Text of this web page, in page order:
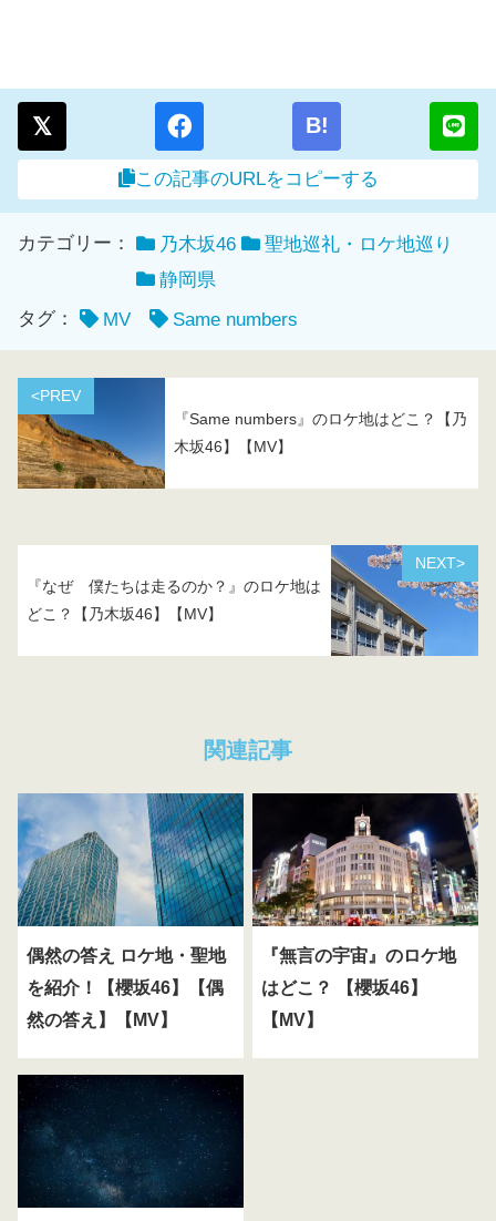
B!
この記事のURLをコピーする
カテゴリー： 乃木坂46
聖地巡礼・ロケ地巡り
静岡県
タグ：
MV Same numbers
<PREV
『Same numbers』のロケ地はどこ？【乃
木坂46】【MV】
NEXT>
『なぜ 僕たちは走るのか？』のロケ地は
どこ？【乃木坂46】【MV】
関連記事
偶然の答え ロケ地・聖地
を紹介！【櫻坂46】【偶
然の答え】【MV】
『無言の宇宙』のロケ地
はどこ？ 【櫻坂46】
【MV】